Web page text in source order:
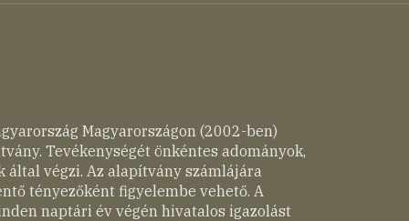
Magyarországon (2002-ben)
Tevékenységét önkéntes adományok,
által végzi. Az alapítvány számlájára
tényezőként figyelembe vehető. A
naptári év végén hivatalos igazolást